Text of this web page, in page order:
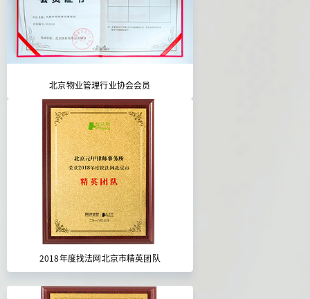
北京物业管理行业协会会员
2018年度找法网北京市精英团队